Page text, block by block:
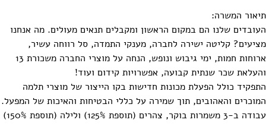
המשרה:
שלנו הם במקום הראשון ומקבלים תנאים מעולים. מה אנחנו
קליטה ישירה לחברה, מענקי התמדה, סל רווחה עשיר,
ארוחות חמות, ימי גיבוש ונופש, הנחה על מוצרי החברה משכורת 13
שכר שנתית קבועה, אפשרויות קידום ועוד!
כולל הפעלת מכונות חדישות בקו הייצור של מוצרי תלמה
והאהובים, תוך שמירה על כללי הבטיחות והאיכות של המפעל.
משמרות בוקר, צהרים (תוספת 125%) ולילה (תוספת 150%)